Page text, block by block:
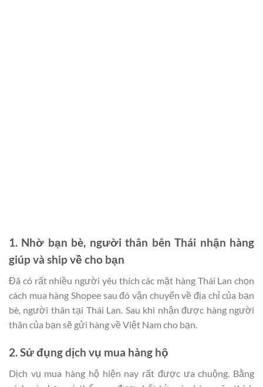
1. Nhờ bạn bè, người thân bên Thái nhận hàng
giúp và ship về cho bạn
Đã có rất nhiều người yêu thích các mặt hàng Thái Lan chọn
cách mua hàng Shopee sau đó vận chuyển về địa chỉ của bạn
bè, người thân tại Thái Lan. Sau khi nhận được hàng người
thân của bạn sẽ gửi hàng về Việt Nam cho bạn.
2. Sử đụng dịch vụ mua hàng hộ
Dịch vụ mua hàng hộ hiện nay rất được ưa chuộng. Bằng